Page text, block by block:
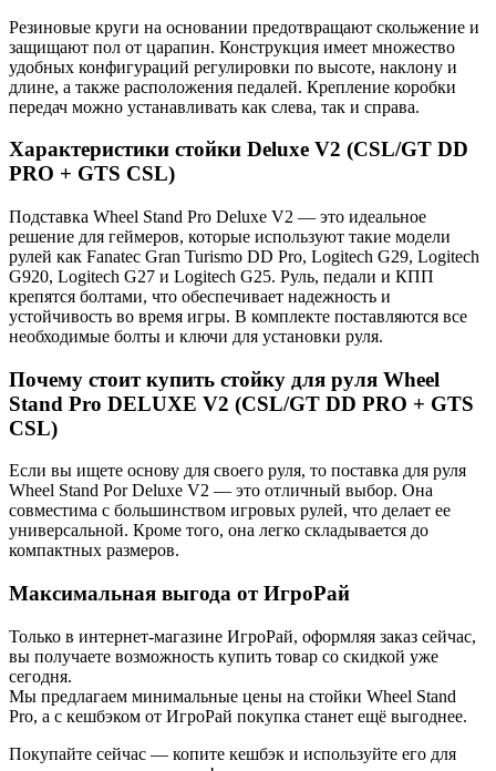
Резиновые круги на основании предотвращают скольжение и
защищают пол от царапин. Конструкция имеет множество
удобных конфигураций регулировки по высоте, наклону и
длине, а также расположения педалей. Крепление коробки
передач можно устанавливать как слева, так и справа.
Характеристики стойки Deluxe V2 (CSL/GT DD
PRO + GTS CSL)
Подставка Wheel Stand Pro Deluxe V2 — это идеальное
решение для геймеров, которые используют такие модели
рулей как Fanatec Gran Turismo DD Pro, Logitech G29, Logitech
G920, Logitech G27 и Logitech G25. Руль, педали и КПП
крепятся болтами, что обеспечивает надежность и
устойчивость во время игры. В комплекте поставляются все
необходимые болты и ключи для установки руля.
Почему стоит купить стойку для руля Wheel
Stand Pro DELUXE V2 (CSL/GT DD PRO + GTS
CSL)
Если вы ищете основу для своего руля, то поставка для руля
Wheel Stand Por Deluxe V2 — это отличный выбор. Она
совместима с большинством игровых рулей, что делает ее
универсальной. Кроме того, она легко складывается до
компактных размеров.
Максимальная выгода от ИгроРай
Только в интернет-магазине ИгроРай, оформляя заказ сейчас,
вы получаете возможность купить товар со скидкой уже
сегодня.
Мы предлагаем минимальные цены на стойки Wheel Stand
Pro, а с кешбэком от ИгроРай покупка станет ещё выгоднее.
Покупайте сейчас — копите кешбэк и используйте его для